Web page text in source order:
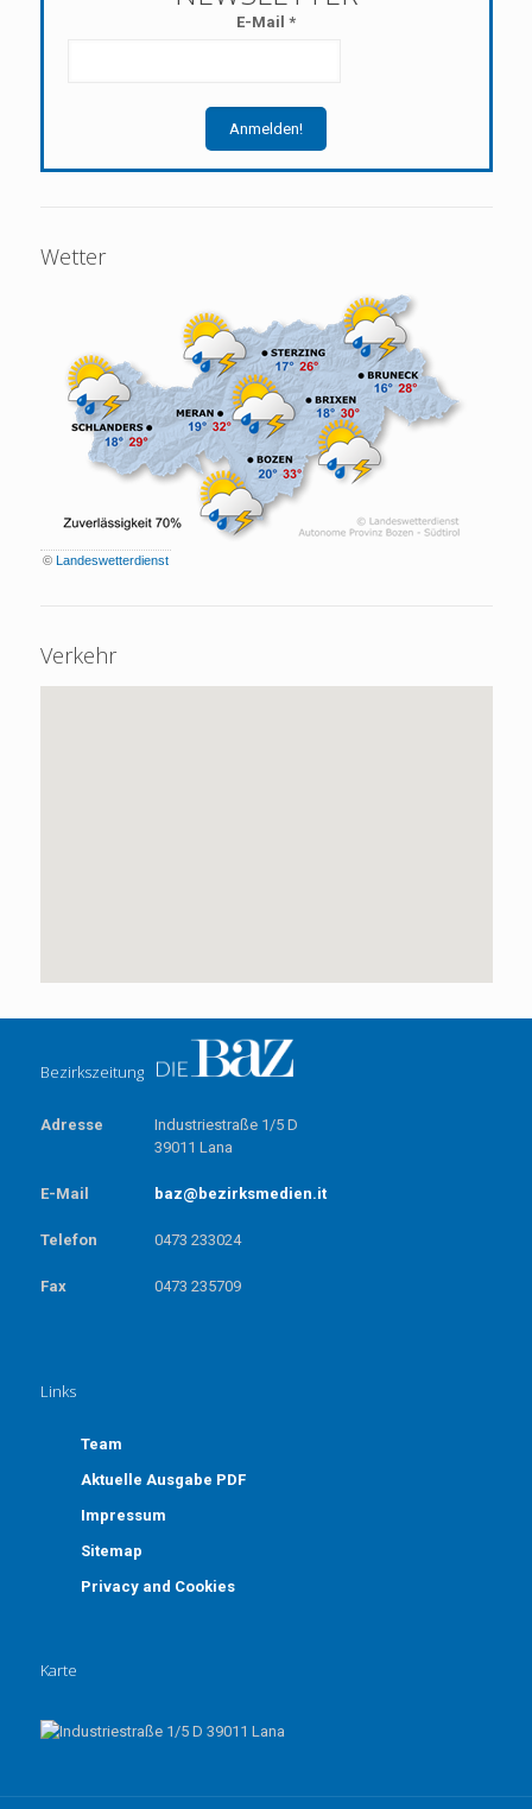
E-Mail *
Wetter
© Landeswetterdienst
Verkehr
Bezirkszeitung
Adresse
Industriestraße 1/5 D
39011 Lana
E-Mail baz@bezirksmedien.it
Telefon 0473 233024
Fax 0473 235709
Links
Team
Aktuelle Ausgabe PDF
Impressum
Sitemap
Privacy and Cookies
Karte